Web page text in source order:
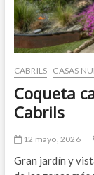
CABRILS CASAS
Coqueta
Cabrils
12 mayo, 2026
Gran jardín y